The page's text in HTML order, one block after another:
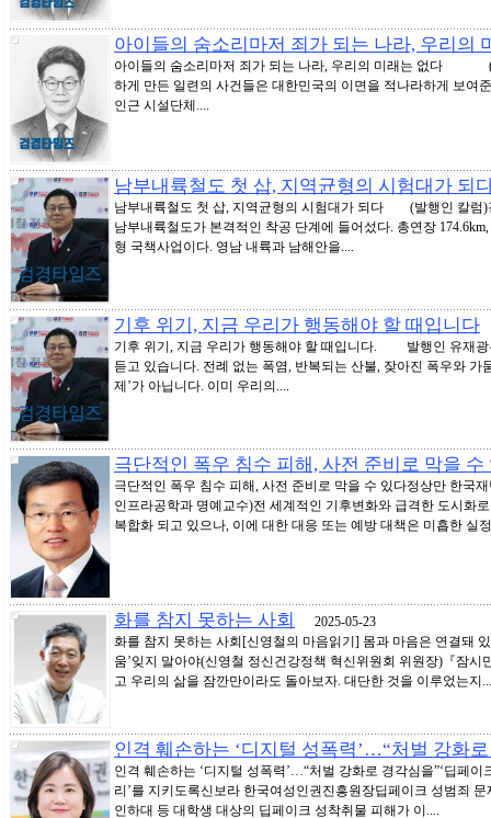
아이들의 숨소리마저 죄가 되는 나라, 우리의
아이들의 숨소리마저 죄가 되는 나라, 우리의 미래는 없다 (
하게 만든 일련의 사건들은 대한민국의 이면을 적나라하게 보여
인근 시설단체....
남부내륙철도 첫 삽, 지역균형의 시험대가 되
남부내륙철도 첫 삽, 지역균형의 시험대가 되다 (발행인 칼럼)
남부내륙철도가 본격적인 착공 단계에 들어섰다. 총연장
형 국책사업이다. 영남 내륙과 남해안을....
기후 위기, 지금 우리가 행동해야 할 때입니다
기후 위기, 지금 우리가 행동해야 할 때입니다. 발행인 유재광
듣고 있습니다. 전례 없는 폭염, 반복되는 산불, 잦아진 폭우와 가
제’가 아닙니다. 이미 우리의....
극단적인 폭우 침수 피해, 사전 준비로 막을 수
극단적인 폭우 침수 피해, 사전 준비로 막을 수 있다정상만 한국
인프라공학과 명예교수)전 세계적인 기후변화와 급격한 도시화
복합화 되고 있으나, 이에 대한 대응 또는 예방 대책은 미흡한 실
화를 참지 못하는 사회
2025-05-23
화를 참지 못하는 사회[신영철의 마음읽기] 몸과 마음은 연결돼
움’잊지 말아야(신영철 정신건강정책 혁신위원회 위원장)『잠시
고 우리의 삶을 잠깐만이라도 돌아보자. 대단한 것을 이루었는지
인격 훼손하는 ‘디지털 성폭력’…“처벌 강화
인격 훼손하는 ‘디지털 성폭력’…“처벌 강화로 경각심을”‘딥페이
리’를 지키도록신보라 한국여성인권진흥원장딥페이크 성범죄
인하대 등 대학생 대상의 딥페이크 성착취물 피해가 이....